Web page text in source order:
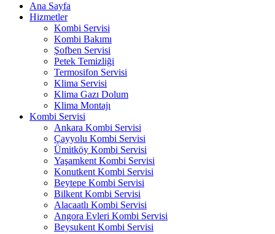
Ana Sayfa
Hizmetler
Kombi Servisi
Kombi Bakımı
Şofben Servisi
Petek Temizliği
Termosifon Servisi
Klima Servisi
Klima Gazı Dolum
Klima Montajı
Kombi Servisi
Ankara Kombi Servisi
Çayyolu Kombi Servisi
Ümitköy Kombi Servisi
Yaşamkent Kombi Servisi
Konutkent Kombi Servisi
Beytepe Kombi Servisi
Bilkent Kombi Servisi
Alacaatlı Kombi Servisi
Angora Evleri Kombi Servisi
Beysukent Kombi Servisi